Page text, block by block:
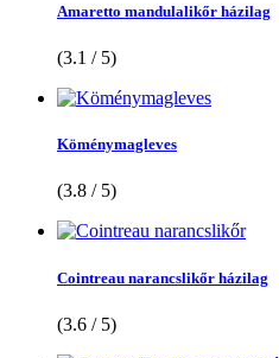
Amaretto mandulalikőr házilag
(3.1 / 5)
Köménymagleves
(3.8 / 5)
Cointreau narancslikőr házilag
(3.6 / 5)